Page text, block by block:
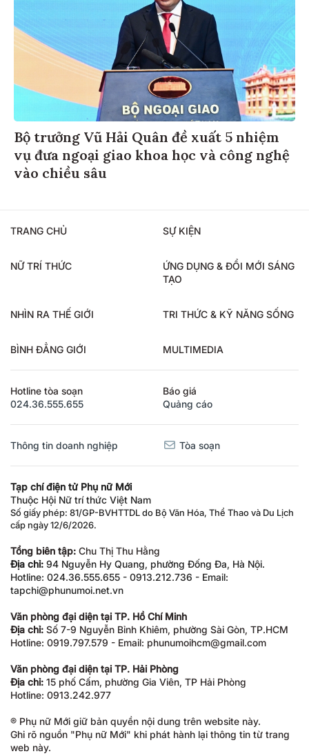
Bộ trưởng Vũ Hải Quân đề xuất 5 nhiệm
vụ đưa ngoại giao khoa học và công nghệ
vào chiều sâu
TRANG CHỦ SỰ KIỆN
NỮ TRÍ THỨC
ỨNG DỤNG & ĐỔI MỚI SÁNG
TẠO
NHÌN RA THẾ GIỚI TRI THỨC & KỸ NĂNG SỐNG
BÌNH ĐẲNG GIỚI MULTIMEDIA
Hotline tòa soạn
024.36.555.655
Báo giá
Quảng cáo
Thông tin doanh nghiệp Tòa soạn
Tạp chí điện tử Phụ nữ Mới
Thuộc Hội Nữ trí thức Việt Nam
Số giấy phép: 81/GP-BVHTTDL do Bộ Văn Hóa, Thể Thao và Du Lịch
cấp ngày 12/6/2026.
Tổng biên tập: Chu Thị Thu Hằng
Địa chỉ: 94 Nguyễn Hy Quang, phường Đống Đa, Hà Nội.
Hotline: 024.36.555.655 - 0913.212.736 - Email:
tapchi@phunumoi.net.vn
Văn phòng đại diện tại TP. Hồ Chí Minh
Địa chỉ: Số 7-9 Nguyễn Bỉnh Khiêm, phường Sài Gòn, TP.HCM
Hotline: 0919.797.579 - Email: phunumoihcm@gmail.com
Văn phòng đại diện tại TP. Hải Phòng
Địa chỉ: 15 phố Cấm, phường Gia Viên, TP Hải Phòng
Hotline: 0913.242.977
® Phụ nữ Mới giữ bản quyền nội dung trên website này.
Ghi rõ nguồn "Phụ nữ Mới" khi phát hành lại thông tin từ trang
web này.